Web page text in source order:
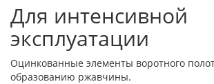
Для интенсивной
эксплуатации
Оцинкованные элементы воротного
образованию ржавчины.